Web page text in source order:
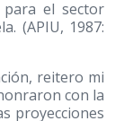
el sector
(APIU, 1987:
reitero mi
con la
proyecciones